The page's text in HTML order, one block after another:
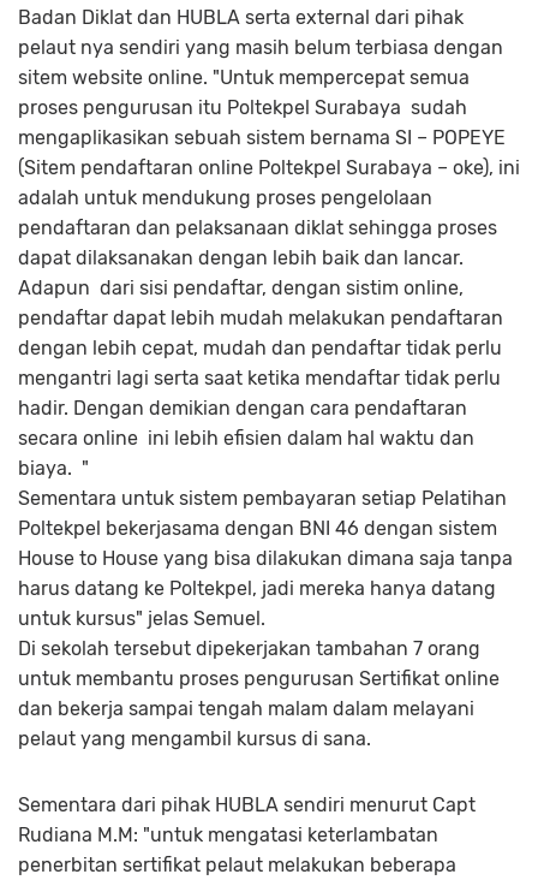
Badan Diklat dan HUBLA serta external dari pihak
pelaut nya sendiri yang masih belum terbiasa dengan
sitem website online. "Untuk mempercepat semua
proses pengurusan itu Poltekpel Surabaya sudah
mengaplikasikan sebuah sistem bernama SI – POPEYE
(Sitem pendaftaran online Poltekpel Surabaya – oke), ini
adalah untuk mendukung proses pengelolaan
pendaftaran dan pelaksanaan diklat sehingga proses
dapat dilaksanakan dengan lebih baik dan lancar.
Adapun dari sisi pendaftar, dengan sistim online,
pendaftar dapat lebih mudah melakukan pendaftaran
dengan lebih cepat, mudah dan pendaftar tidak perlu
mengantri lagi serta saat ketika mendaftar tidak perlu
hadir. Dengan demikian dengan cara pendaftaran
secara online ini lebih efisien dalam hal waktu dan
biaya. "
Sementara untuk sistem pembayaran setiap Pelatihan
Poltekpel bekerjasama dengan BNI 46 dengan sistem
House to House yang bisa dilakukan dimana saja tanpa
harus datang ke Poltekpel, jadi mereka hanya datang
untuk kursus" jelas Semuel.
Di sekolah tersebut dipekerjakan tambahan 7 orang
untuk membantu proses pengurusan Sertifikat online
dan bekerja sampai tengah malam dalam melayani
pelaut yang mengambil kursus di sana.
Sementara dari pihak HUBLA sendiri menurut Capt
Rudiana M.M: "untuk mengatasi keterlambatan
penerbitan sertifikat pelaut melakukan beberapa